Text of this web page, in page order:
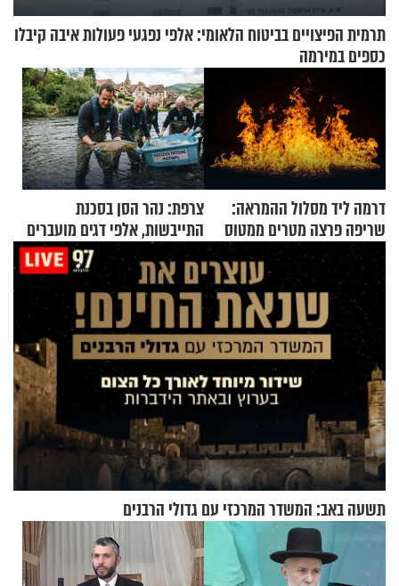
תרמית הפיצויים בביטוח הלאומי: אלפי נפגעי פעולות איבה קיבלו
כספים במירמה
דרמה ליד מסלול ההמראה:
שריפה פרצה מטרים ממטוס
מלא בנוסעים
צרפת: נהר הסן בסכנת
התייבשות, אלפי דגים מועברים
במבצעי חילוץ
תשעה באב: המשדר המרכזי עם גדולי הרבנים